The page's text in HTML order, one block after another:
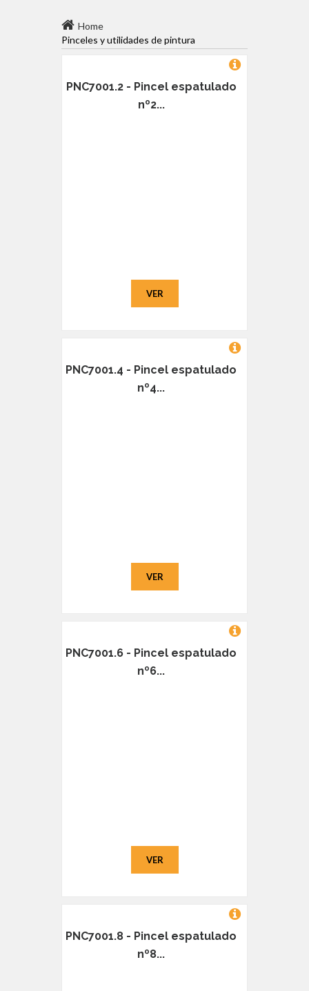
Home
Pinceles y utilidades de pintura
PNC7001.2 - Pincel espatulado
nº2...
VER
PNC7001.4 - Pincel espatulado
nº4...
VER
PNC7001.6 - Pincel espatulado
nº6...
VER
PNC7001.8 - Pincel espatulado
nº8...